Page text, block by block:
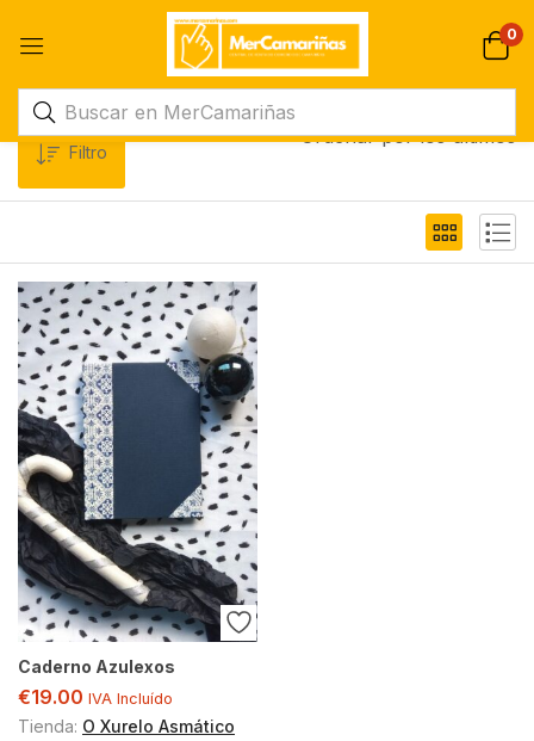
0
Filtro
Ordenar por los últimos
Caderno Azulexos
€19.00 IVA Incluído
Tienda: O Xurelo Asmático